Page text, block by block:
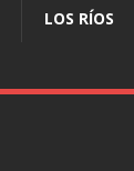
LOS RÍOS